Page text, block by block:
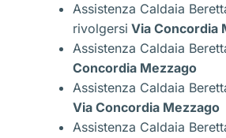
Assistenza Caldaia
rivolgersi Via Concordia
Assistenza Caldaia
Concordia Mezzago
Assistenza Caldaia
Via Concordia Mezzago
Assistenza Caldaia